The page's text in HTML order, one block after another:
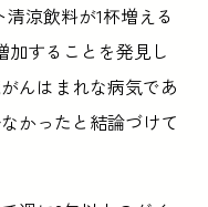
涼飲料が1杯増える
加することを発見し
んはまれな病気であ
かったと結論づけて